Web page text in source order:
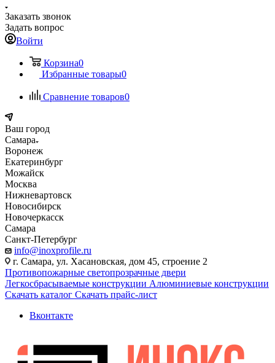
Заказать звонок
Задать вопрос
Войти
Корзина0
Избранные товары0
Сравнение товаров0
Ваш город
Самара
Воронеж
Екатеринбург
Можайск
Москва
Нижневартовск
Новосибирск
Новочеркасск
Самара
Санкт-Петербург
info@inoxprofile.ru
г. Самара, ул. Хасановская, дом 45, строение 2
Противопожарные светопрозрачные двери
Легкосбрасываемые конструкции Алюминиевые конструкции
Скачать каталог Скачать прайс-лист
Вконтакте